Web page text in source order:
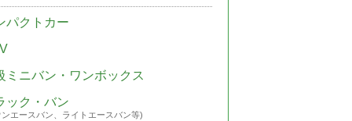
パクトカー
ミニバン・ワンボックス
ック・バン
エースバン、ライトエースバン等)